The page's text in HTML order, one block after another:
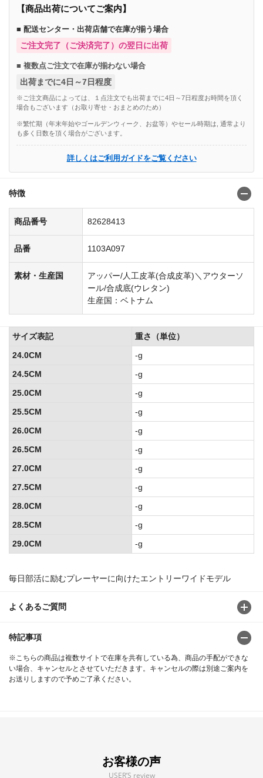
【商品出荷についてご案内】
■ 配送センター・出荷店舗で在庫が揃う場合
ご注文完了（ご決済完了）の翌日に出荷
■ 複数点ご注文で在庫が揃わない場合
出荷までに4日～7日程度
※ご注文商品によっては、１点注文でも出荷までに4日～7日程度お時間を頂く
場合もございます（お取り寄せ・おまとめのため）
※繁忙期（年末年始やゴールデンウィーク、お盆等）やセール時期は, 通常より
も多く日数を頂く場合がございます。
詳しくはご利用ガイドをご覧ください
特徴
商品番号 82628413
品番 1103A097
素材・生産国
アッパー/人工皮革(合成皮革)＼アウターソ
ール/合成底(ウレタン)
生産国：ベトナム
毎日部活に励むプレーヤーに向けたエントリーワイドモデル
よくあるご質問
特記事項
※こちらの商品は複数サイトで在庫を共有している為、商品の手配ができな
い場合、キャンセルとさせていただきます。キャンセルの際は別途ご案内を
お送りしますので予めご了承ください。
サイズ表記
重さ（単位）
24.0CM
-g
24.5CM
-g
25.0CM
-g
25.5CM
-g
26.0CM
-g
26.5CM
-g
27.0CM
-g
27.5CM
-g
28.0CM
-g
28.5CM
-g
29.0CM
-g
お客様の声
USER’S review